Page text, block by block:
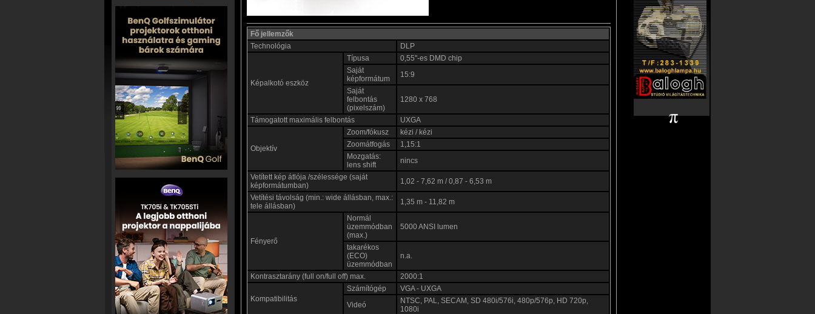
Fő jellemzők
Technológia
DLP
Képalkotó eszköz
Típusa
0,55''-es DMD chip
Saját
képformátum
15:9
Saját
felbontás
(pixelszám)
1280 x 768
Támogatott maximális felbontás UXGA
Objektív
Zoom/fókusz
kézi / kézi
Zoomátfogás
1,15:1
Mozgatás:
lens shift
nincs
Vetített kép átlója /szélessége (saját
képformátumban)
1,02 - 7,62 m / 0,87 - 6,53 m
Vetítési távolság (min.: wide állásban, max.:
tele állásban)
1,35 m - 11,82 m
Fényerő
Normál
üzemmódban
(max.)
5000 ANSI lumen
takarékos
(ECO)
üzemmódban
n.a.
Kontrasztarány (full on/full off) max. 2000:1
Kompatibilitás
Számítógép
VGA - UXGA
Videó
NTSC, PAL, SECAM, SD 480i/576i, 480p/576p, HD 720p,
1080i